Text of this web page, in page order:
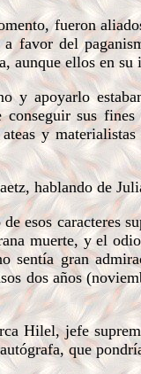
fueron
a favor del
aunque ellos en
apoyarlo
sus
y
hablando de
esos caracteres
muerte, y el
sentía gran
dos años
Hilel, jefe
que